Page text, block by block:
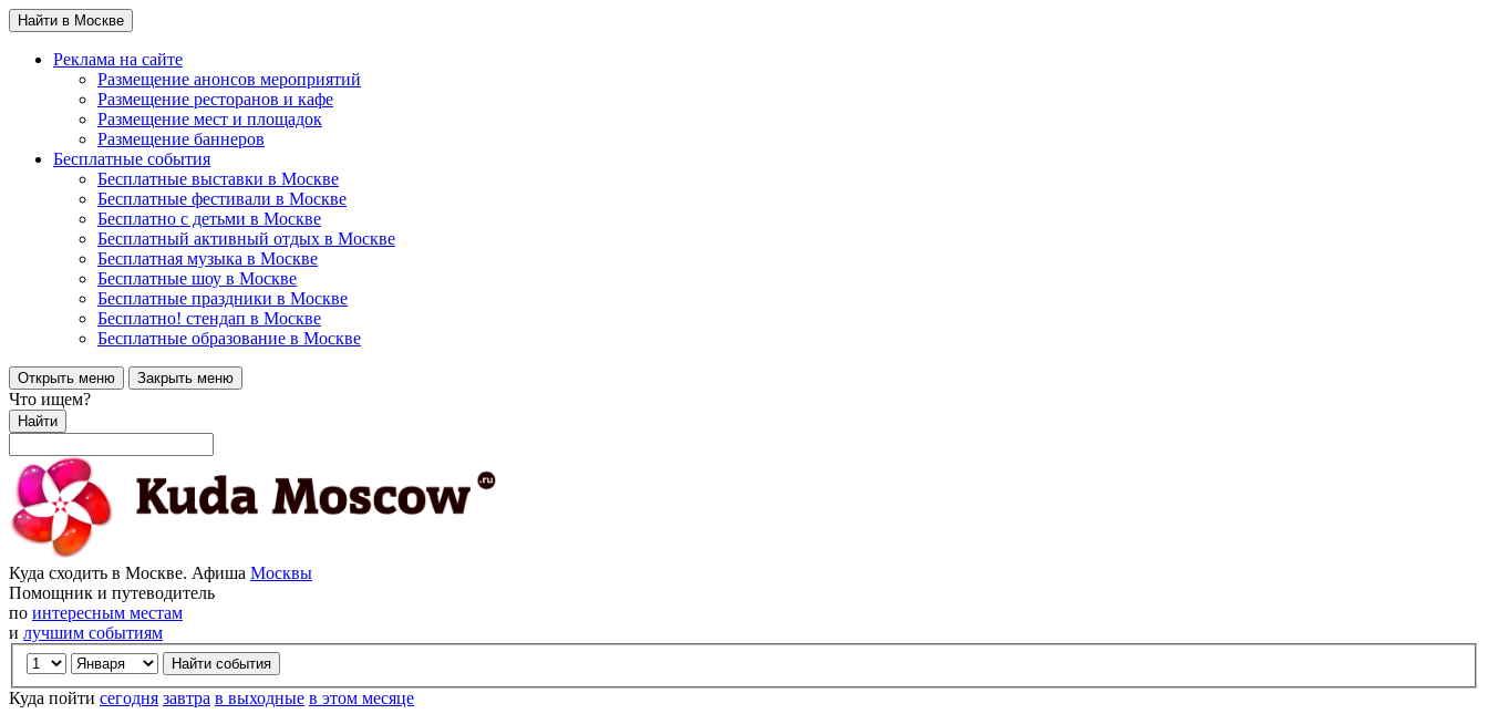
Найти в Москве
Реклама на сайте
Размещение анонсов мероприятий
Размещение ресторанов и кафе
Размещение мест и площадок
Размещение баннеров
Бесплатные события
Бесплатные выставки в Москве
Бесплатные фестивали в Москве
Бесплатно с детьми в Москве
Бесплатный активный отдых в Москве
Бесплатная музыка в Москве
Бесплатные шоу в Москве
Бесплатные праздники в Москве
Бесплатно! стендап в Москве
Бесплатные образование в Москве
Открыть меню Закрыть меню
Что ищем?
Найти
Куда сходить в Москве. Афиша Москвы
Помощник и путеводитель
по интересным местам
и лучшим событиям
Куда пойти сегодня завтра в выходные в этом месяце